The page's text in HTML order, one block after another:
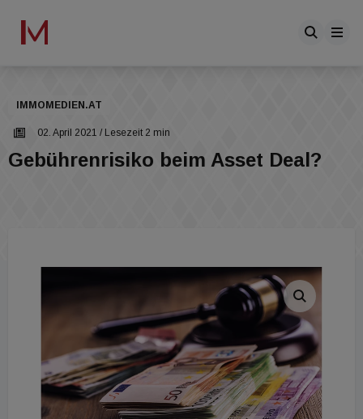
IMMOMEDIEN.AT
02. April 2021 / Lesezeit 2 min
Gebührenrisiko beim Asset Deal?